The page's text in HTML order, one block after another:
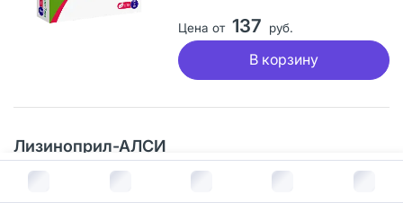
В корзину за руб.
Цена от 137 руб.
В корзину
Лизиноприл-АЛСИ